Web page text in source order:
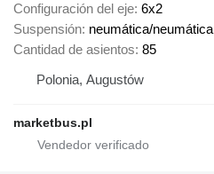
Configuración del eje 6x2
Suspensión neumática/neumática
Cantidad de asientos 85
Polonia, Augustów
marketbus.pl